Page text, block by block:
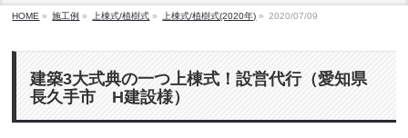
HOME » 施工例 » 上棟式/植樹式 » 上棟式/植樹式(2020年) » 2020/07/09
建築3大式典の一つ上棟式！設営代行（愛知県
長久手市 H建設様）